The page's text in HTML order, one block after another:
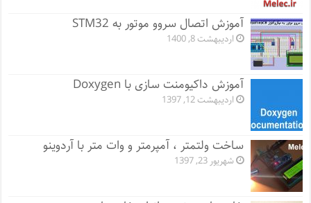
آموزش اتصال سروو موتور به STM32
اردیبهشت 8, 1400
آموزش داکیومنت سازی با Doxygen
اردیبهشت 12, 1397
ساخت ولتمتر ، آمپرمتر و وات متر با آردوینو
شهریور 23, 1397